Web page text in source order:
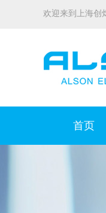
欢迎来到上海创
首页